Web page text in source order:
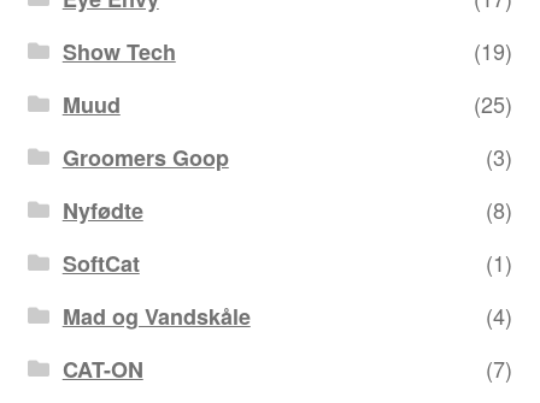
Show Tech
(19)
Muud
(25)
Groomers Goop
(3)
Nyfødte
(8)
SoftCat
(1)
Mad og Vandskåle
(4)
CAT-ON
(7)